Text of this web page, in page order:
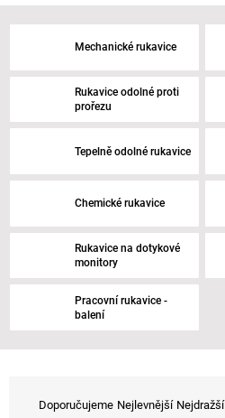
Mechanické rukavice
Rukavice odolné proti
prořezu
Tepelně odolné rukavice
Chemické rukavice
Rukavice na dotykové
monitory
Pracovní rukavice -
balení
a
Doporučujeme Nejlevnější Nejdražší